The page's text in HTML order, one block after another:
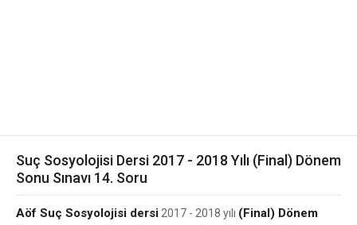
Suç Sosyolojisi Dersi 2017 - 2018 Yılı (Final) Dönem
Sonu Sınavı 14. Soru
Aöf Suç Sosyolojisi dersi 2017 - 2018 yılı (Final) Dönem